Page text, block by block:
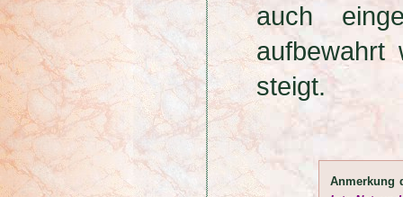
auch
aufbewahrt
steigt.
Anmerkung